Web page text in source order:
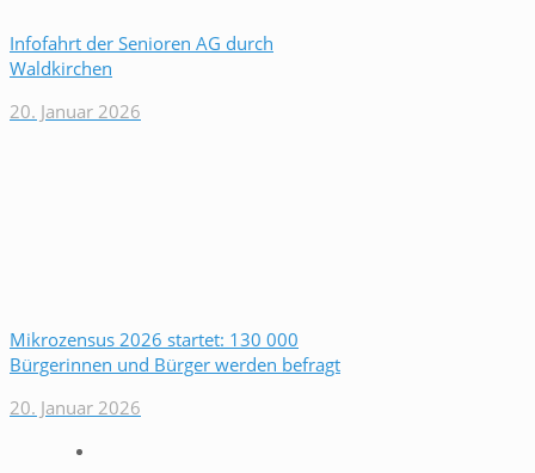
Infofahrt der Senioren AG durch
Waldkirchen
20. Januar 2026
Mikrozensus 2026 startet: 130 000
Bürgerinnen und Bürger werden befragt
20. Januar 2026